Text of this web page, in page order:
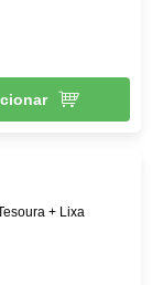
+ Lixa